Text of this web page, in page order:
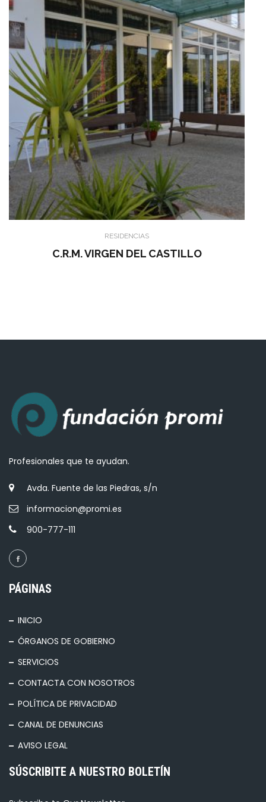
RESIDENCIAS
C.R.M. VIRGEN DEL CASTILLO
Profesionales que te ayudan.
Avda. Fuente de las Piedras, s/n
informacion@promi.es
900-777-111
PÁGINAS
INICIO
ÓRGANOS DE GOBIERNO
SERVICIOS
CONTACTA CON NOSOTROS
POLÍTICA DE PRIVACIDAD
CANAL DE DENUNCIAS
AVISO LEGAL
SÚSCRIBITE A NUESTRO BOLETÍN